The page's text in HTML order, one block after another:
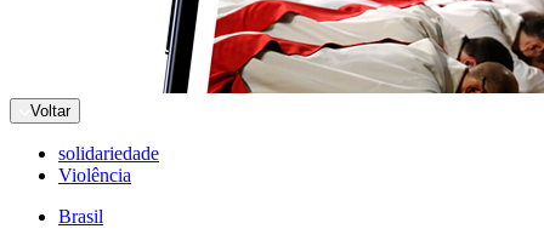
Voltar
solidariedade
Violência
Brasil